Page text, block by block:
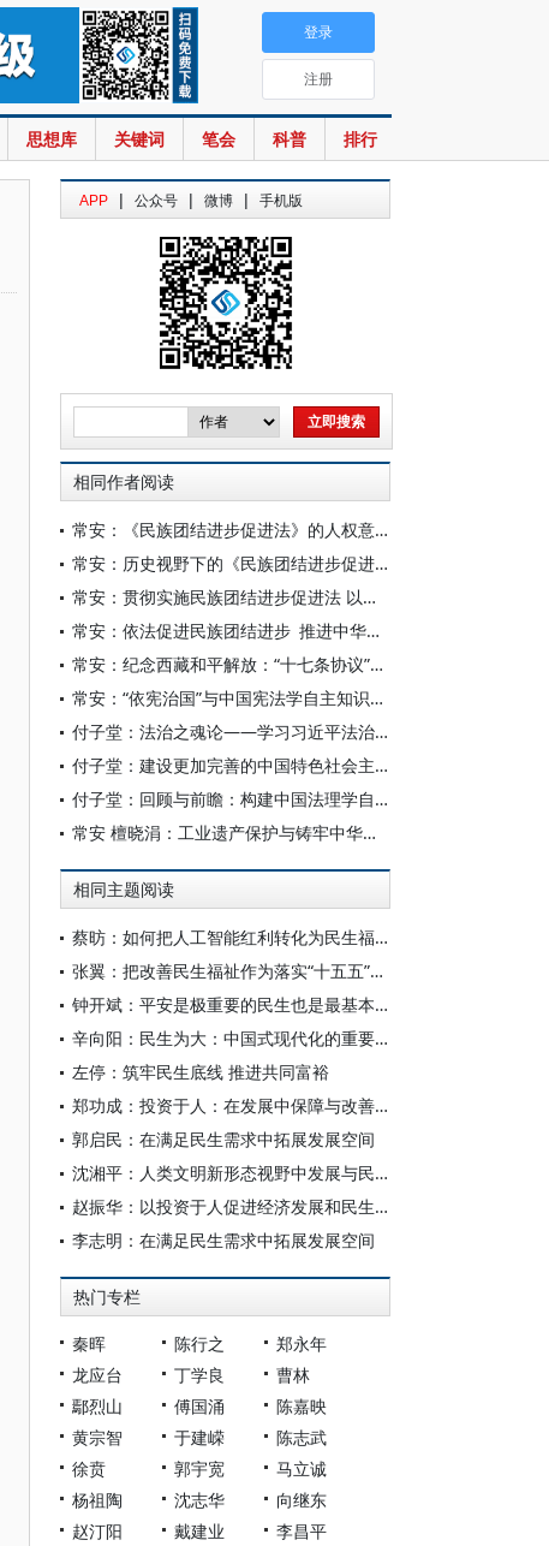
思想库 关键词 笔会 科普 排行
登录
注册
APP | 公众号 | 微博 | 手机版
相同作者阅读
常安：《民族团结进步促进法》的人权意义
常安：历史视野下的《民族团结进步促进法》
常安：贯彻实施民族团结进步促进法 以法治推进中华民族共同体建设
常安：依法促进民族团结进步 推进中华民族共同体建设
常安：纪念西藏和平解放：“十七条协议”的宪法学解读
常安：“依宪治国”与中国宪法学自主知识体系构建
付子堂：法治之魂论——学习习近平法治思想关于法治根本保证论述
付子堂：建设更加完善的中国特色社会主义法治体系
付子堂：回顾与前瞻：构建中国法理学自主知识体系
常安 檀晓涓：工业遗产保护与铸牢中华民族共同体意识
相同主题阅读
蔡昉：如何把人工智能红利转化为民生福祉？
张翼：把改善民生福祉作为落实“十五五”规划的出发点和落脚点
钟开斌：平安是极重要的民生也是最基本的发展环境
辛向阳：民生为大：中国式现代化的重要世界贡献
左停：筑牢民生底线 推进共同富裕
郑功成：投资于人：在发展中保障与改善民生——“十五五”时期社会保障与基本公共服务均等化发展的着力点
郭启民：在满足民生需求中拓展发展空间
沈湘平：人类文明新形态视野中发展与民生的历史辩证法
赵振华：以投资于人促进经济发展和民生改善的政策选择
李志明：在满足民生需求中拓展发展空间
热门专栏
秦晖 陈行之
郑永年
龙应台
丁学良
曹林
鄢烈山
傅国涌
陈嘉映
黄宗智
于建嵘
陈志武
徐贲
郭宇宽
马立诚
杨祖陶
沈志华
向继东
赵汀阳
戴建业
李昌平